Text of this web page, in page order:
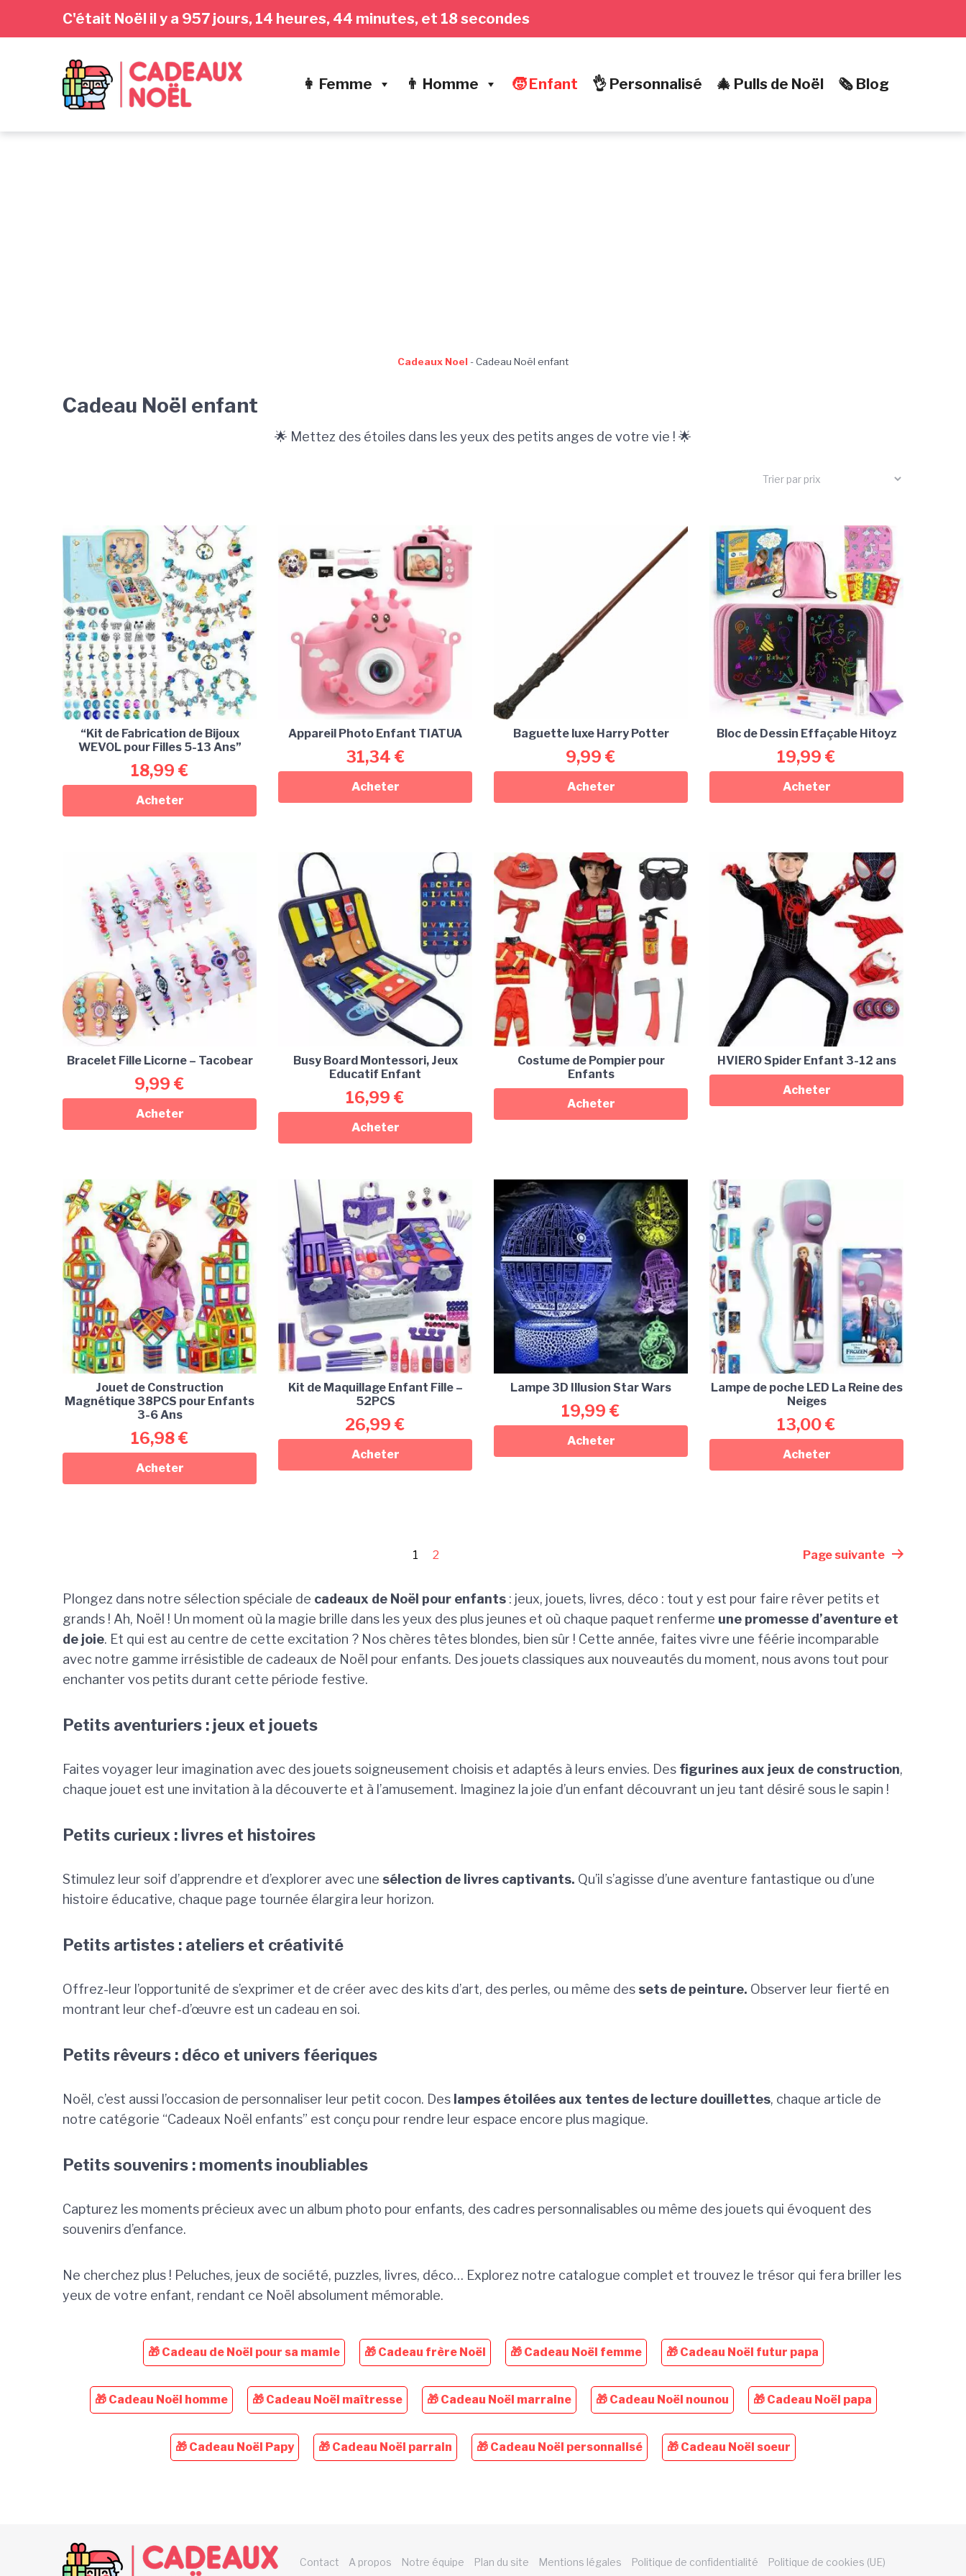
navigation
C'était Noël il y a 957 jours, 14 heures, 44 minutes, et 19 secondes
👩 Femme 👨 Homme 🧒 Enfant 👌 Personnalisé 🎄 Pulls de Noël 🗞️ Blog
Cadeaux Noel -Cadeau Noël enfant
Cadeau Noël enfant
🌟 Mettez des étoiles dans les yeux des petits anges de votre vie ! 🌟
“Kit de Fabrication de Bijoux
WEVOL pour Filles 5-13 Ans”
18,99 €
Acheter
Appareil Photo Enfant TIATUA
31,34 €
Acheter
Baguette luxe Harry Potter
9,99 €
Acheter
Bloc de Dessin Effaçable Hitoyz
19,99 €
Acheter
Bracelet Fille Licorne – Tacobear
9,99 €
Acheter
Busy Board Montessori, Jeux
Educatif Enfant
16,99 €
Acheter
Costume de Pompier pour
Enfants
Acheter
HVIERO Spider Enfant 3-12 ans
Acheter
Jouet de Construction
Magnétique 38PCS pour Enfants
3-6 Ans
16,98€
Acheter
Kit de Maquillage Enfant Fille –
52PCS
26,99 €
Acheter
Lampe 3D Illusion Star Wars
19,99 €
Acheter
Lampe de poche LED La Reine des
Neiges
13,00€
Acheter
1 2 Page suivante
Plongez dans notre sélection spéciale de cadeaux de Noël pour enfants : jeux, jouets, livres, déco : tout y est pour faire rêver petits et
grands ! Ah, Noël ! Un moment où la magie brille dans les yeux des plus jeunes et où chaque paquet renferme une promesse d’aventure et
de joie. Et qui est au centre de cette excitation ? Nos chères têtes blondes, bien sûr ! Cette année, faites vivre une féérie incomparable
avec notre gamme irrésistible de cadeaux de Noël pour enfants. Des jouets classiques aux nouveautés du moment, nous avons tout pour
enchanter vos petits durant cette période festive.
Petits aventuriers : jeux et jouets
Faites voyager leur imagination avec des jouets soigneusement choisis et adaptés à leurs envies. Des figurines aux jeux de construction,
chaque jouet est une invitation à la découverte et à l’amusement. Imaginez la joie d’un enfant découvrant un jeu tant désiré sous le sapin !
Petits curieux : livres et histoires
Stimulez leur soif d’apprendre et d’explorer avec une sélection de livres captivants. Qu’il s’agisse d’une aventure fantastique ou d’une
histoire éducative, chaque page tournée élargira leur horizon.
Petits artistes : ateliers et créativité
Offrez-leur l’opportunité de s’exprimer et de créer avec des kits d’art, des perles, ou même des sets de peinture. Observer leur fierté en
montrant leur chef-d’œuvre est un cadeau en soi.
Petits rêveurs : déco et univers féeriques
Noël, c’est aussi l’occasion de personnaliser leur petit cocon. Des lampes étoilées aux tentes de lecture douillettes, chaque article de
notre catégorie “Cadeaux Noël enfants” est conçu pour rendre leur espace encore plus magique.
Petits souvenirs : moments inoubliables
Capturez les moments précieux avec un album photo pour enfants, des cadres personnalisables ou même des jouets qui évoquent des
souvenirs d’enfance.
Ne cherchez plus ! Peluches, jeux de société, puzzles, livres, déco… Explorez notre catalogue complet et trouvez le trésor qui fera briller les
yeux de votre enfant, rendant ce Noël absolument mémorable.
🎁 Cadeau de Noël pour sa mamie 🎁 Cadeau frère Noël 🎁 Cadeau Noël femme 🎁 Cadeau Noël futur papa
🎁 Cadeau Noël homme 🎁 Cadeau Noël maîtresse 🎁 Cadeau Noël marraine 🎁 Cadeau Noël nounou 🎁 Cadeau Noël papa
🎁 Cadeau Noël Papy 🎁 Cadeau Noël parrain 🎁 Cadeau Noël personnalisé 🎁 Cadeau Noël soeur
Contact A propos Notre équipe Plan du site Mentions légales Politique de confidentialité Politique de cookies (UE)